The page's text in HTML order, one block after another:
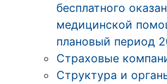
бесплатного
медицинской
плановый период
Страховые
Структура и